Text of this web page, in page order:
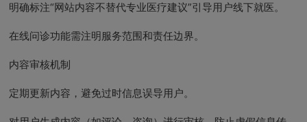
明确标注“网站内容不替代专业医疗建议”引导用户线下就医。
在线问诊功能需注明服务范围和责任边界。
内容审核机制
定期更新内容，避免过时信息误导用户。